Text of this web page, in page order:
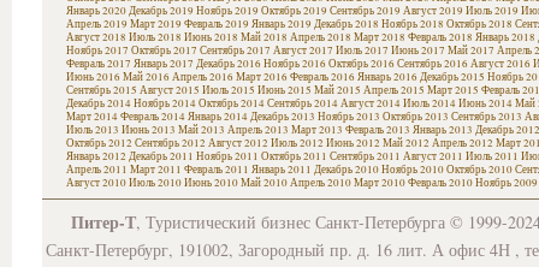
Январь 2020Декабрь 2019 Ноябрь 2019 Октябрь 2019 Сентябрь 2019 Август 2019 Июль 2019
Апрель 2019 Март 2019 Февраль 2019 Январь 2019 Декабрь 2018 Ноябрь 2018 Октябрь 2018
Август 2018 Июль 2018 Июнь 2018 Май 2018 Апрель 2018 Март 2018 Февраль 2018 Январь 2018
Ноябрь 2017 Октябрь 2017 Сентябрь 2017 Август 2017 Июль 2017 Июнь 2017 Май 2017 Апрель
Февраль 2017 Январь 2017 Декабрь 2016 Ноябрь 2016 Октябрь 2016 Сентябрь 2016 Август 2016
Июнь 2016 Май 2016 Апрель 2016 Март 2016 Февраль 2016 Январь 2016 Декабрь 2015 Ноябрь
Сентябрь 2015 Август 2015 Июль 2015 Июнь 2015 Май 2015 Апрель 2015 Март 2015 Февраль
Декабрь 2014Ноябрь 2014Октябрь 2014Сентябрь 2014Август 2014Июль 2014Июнь 2014Май
Март 2014Февраль 2014Январь 2014Декабрь 2013 Ноябрь 2013 Октябрь 2013 Сентябрь 2013
Июль 2013 Июнь 2013 Май 2013 Апрель 2013 Март 2013 Февраль 2013 Январь 2013 Декабрь 2012
Октябрь 2012 Сентябрь 2012 Август 2012 Июль 2012 Июнь 2012 Май 2012 Апрель 2012 Март
Январь 2012 Декабрь 2011 Ноябрь 2011 Октябрь 2011 Сентябрь 2011 Август 2011 Июль 2011
Апрель 2011 Март 2011 Февраль 2011 Январь 2011 Декабрь 2010Ноябрь 2010Октябрь 2010
Август 2010Июль 2010Июнь 2010Май 2010Апрель 2010Март 2010Февраль 2010Ноябрь 2009
Питер-Т, Туристический бизнес Санкт-Петербурга © 1999-
Санкт-Петербург, 191002, Загородный пр. д. 16 лит. А офис 4Н ,